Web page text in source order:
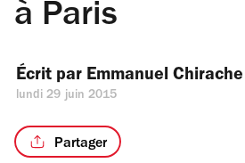
à Paris
Écrit par Emmanuel Chirache
lundi 29 juin 2015
Partager